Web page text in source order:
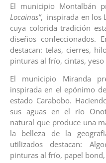
El municipio Montalbán
Locainas”, inspirada en los
cuya colorida tradición
diseños confeccionados.
destacan: telas, cierres,
pinturas al frío, cintas,
El municipio Miranda
inspirada en el epónimo
estado Carabobo.
sus aguas en el río
natural que produce una
la belleza de la
utilizados destacan:
pinturas al frío, papel